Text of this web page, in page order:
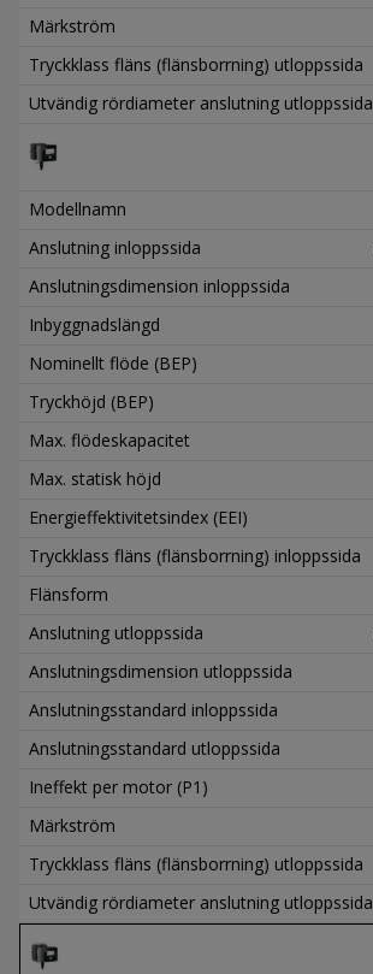
Märkström
Tryckklass fläns (flänsborrning) utloppssida
Utvändig rördiameter anslutning utloppssida
Modellnamn
Anslutning inloppssida
Anslutningsdimension inloppssida
Inbyggnadslängd
Nominellt flöde (BEP)
Tryckhöjd (BEP)
Max. flödeskapacitet
Max. statisk höjd
Energieffektivitetsindex (EEI)
Tryckklass fläns (flänsborrning) inloppssida
Flänsform
Anslutning utloppssida
Anslutningsdimension utloppssida
Anslutningsstandard inloppssida
Anslutningsstandard utloppssida
Ineffekt per motor (P1)
Märkström
Tryckklass fläns (flänsborrning) utloppssida
Utvändig rördiameter anslutning utloppssida